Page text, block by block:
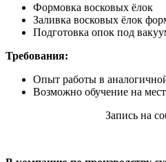
Формовка восковых ёлок
Заливка восковых ёлок
Подготовка опок под
Требования:
Опыт работы в
Возможно обучение на
Запись на